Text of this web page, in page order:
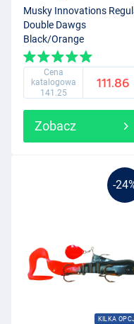
Musky Innovations
Double Dawgs
Black/Orange
Cena
katalogowa
141.25
111.86
Zobacz
-
KILKA